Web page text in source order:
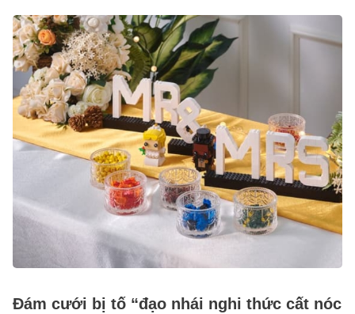
Đám cưới bị tố “đạo nhái nghi thức cất nóc